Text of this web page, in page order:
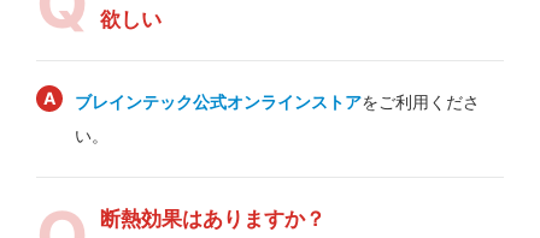
欲しい
ブレインテック公式オンラインストアをご利用くださ
い。
断熱効果はありますか？